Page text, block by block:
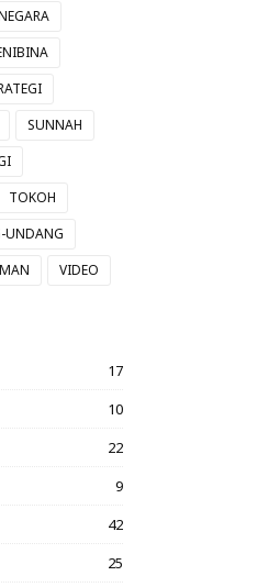
SUNNAH
TOKOH
UNDANG
VIDEO
17
10
22
9
42
25